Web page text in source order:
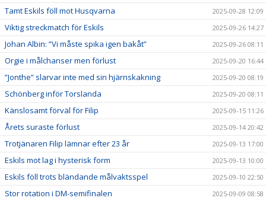
Tamt Eskils föll mot Husqvarna 2025-09-28 12:09
Viktig streckmatch för Eskils 2025-09-26 14:27
Johan Albin: ”Vi måste spika igen bakåt” 2025-09-26 08:11
Orgie i målchanser men förlust 2025-09-20 16:44
”Jonthe” slarvar inte med sin hjärnskakning 2025-09-20 08:19
Schönberg inför Torslanda 2025-09-20 08:11
Känslosamt förväl för Filip 2025-09-15 11:26
Årets suraste förlust 2025-09-14 20:42
Trotjänaren Filip lämnar efter 23 år 2025-09-13 17:00
Eskils mot lag i hysterisk form 2025-09-13 10:00
Eskils föll trots bländande målvaktsspel 2025-09-10 22:50
Stor rotation i DM-semifinalen 2025-09-09 08:58